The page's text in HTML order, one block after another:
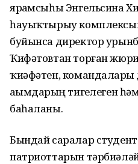
ярҙамсыһы Энгельсина
һауыҡтырыу
буйынса директор
Ҡифәтовтан торған
ҡиәфәтен, командаларҙы
аҙымдарҙың тигеҙлеген
баһаланы.
Бындай саралар
патриоттарын